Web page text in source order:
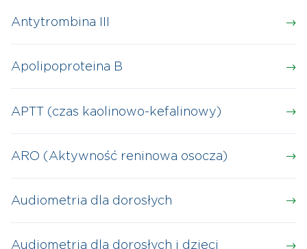
Antytrombina III
Apolipoproteina B
APTT (czas kaolinowo-kefalinowy)
ARO (Aktywność reninowa osocza)
Audiometria dla dorosłych
Audiometria dla dorosłych i dzieci